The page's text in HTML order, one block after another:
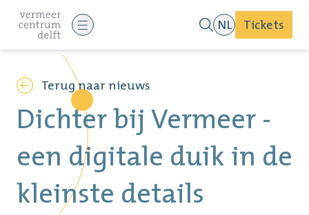
NL Tickets
Terug naar nieuws
Dichter bij Vermeer -
een digitale duik in de
kleinste details